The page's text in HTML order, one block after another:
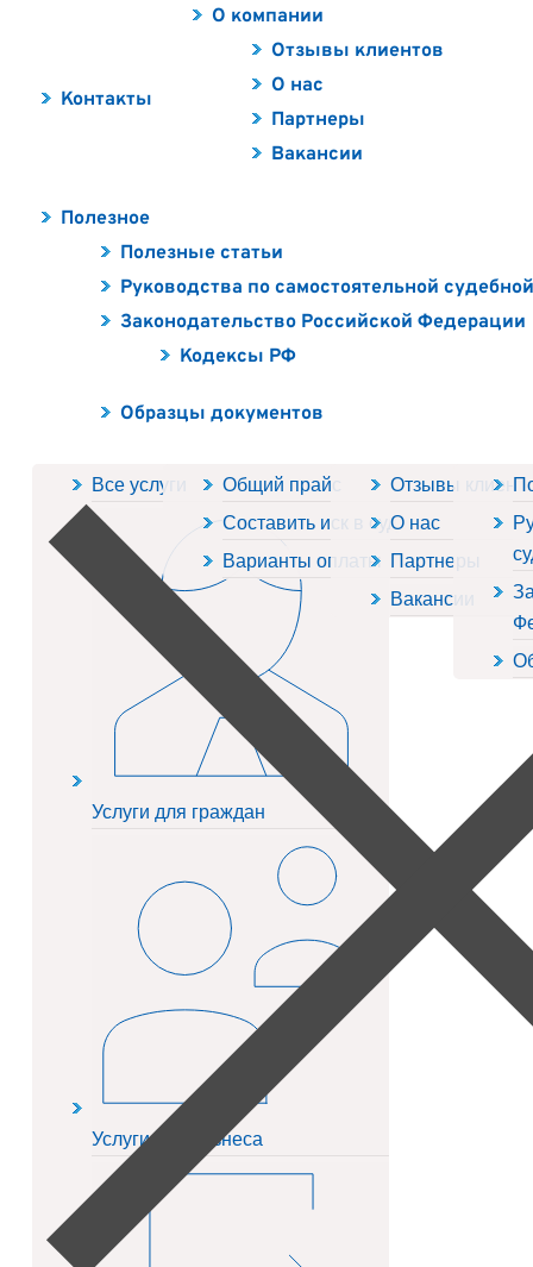
Все услуги
Услуги для граждан
Услуги для бизнеса
Общий прайс
Составить иск в суд
Варианты оплаты
Отзывы
О нас
Партнеры
Вакансии
Контакты
О компании
Отзывы клиентов
О нас
Партнеры
Вакансии
Полезное
Полезные статьи
Руководства по самостоятельной
Законодательство Российской Федерации
Кодексы РФ
Образцы документов